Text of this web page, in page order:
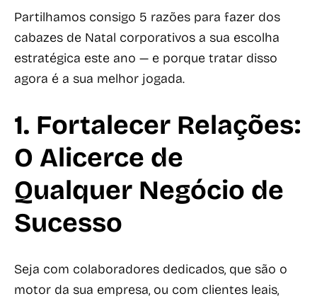
Partilhamos consigo 5 razões para fazer dos
cabazes de Natal corporativos a sua escolha
estratégica este ano — e porque tratar disso
agora é a sua melhor jogada.
1. Fortalecer Relações:
O Alicerce de
Qualquer Negócio de
Sucesso
Seja com colaboradores dedicados, que são o
motor da sua empresa, ou com clientes leais,